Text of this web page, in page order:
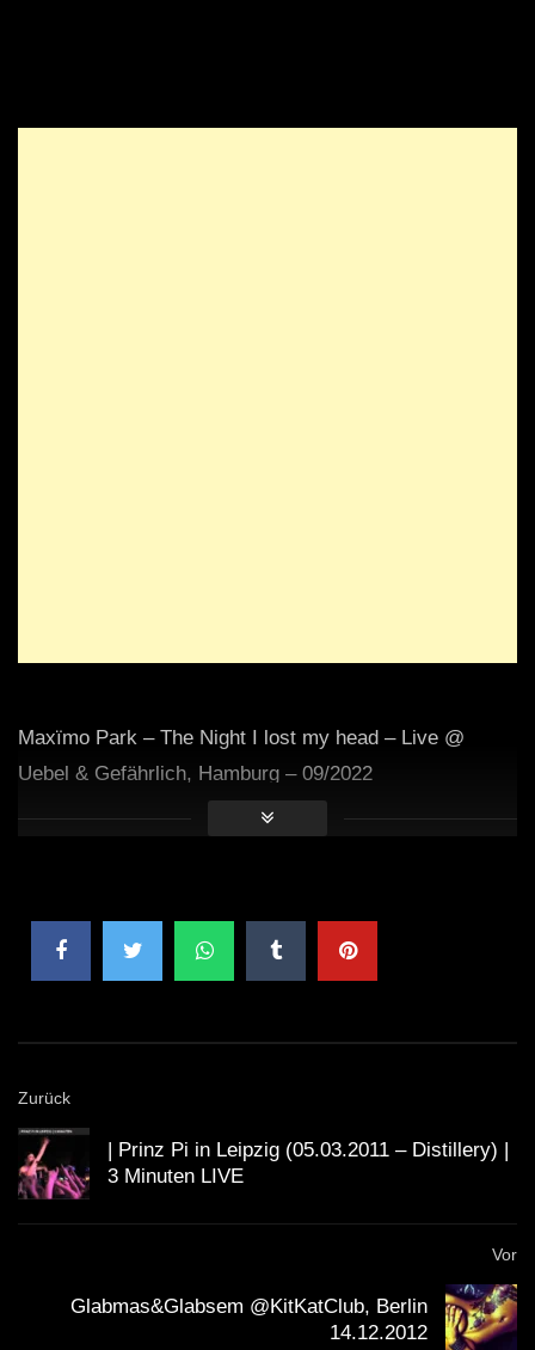
Maxïmo Park – The Night I lost my head – Live @
Uebel & Gefährlich, Hamburg – 09/2022
Zurück
| Prinz Pi in Leipzig (05.03.2011 – Distillery) |
3 Minuten LIVE
Vor
Glabmas&Glabsem @KitKatClub, Berlin
14.12.2012